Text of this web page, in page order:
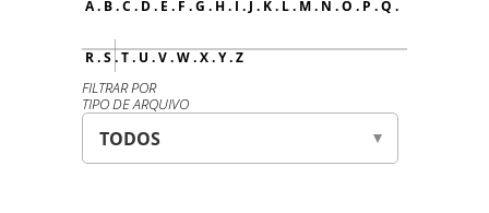
A. B.C . D. E . F .G . H. I . J . K. L. M. N .O . P .Q .
R.S .T. U .V.W.X.Y.Z
FILTRAR POR
TIPO DE ARQUIVO